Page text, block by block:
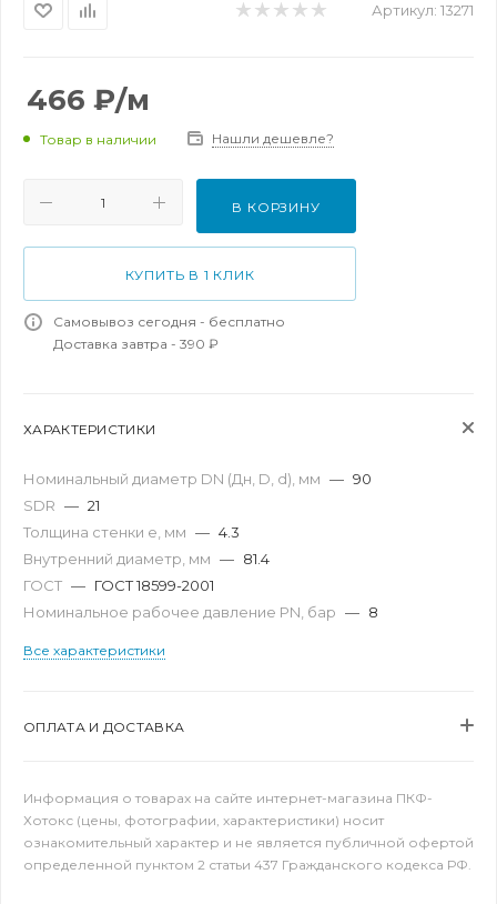
Артикул: 13271
466 ₽/м
Товар в наличии Нашли дешевле?
В КОРЗИНУ
КУПИТЬ В 1 КЛИК
Самовывоз сегодня - бесплатно
Доставка завтра - 390 ₽
ХАРАКТЕРИСТИКИ
Номинальный диаметр DN (Дн, D, d), мм — 90
SDR — 21
Толщина стенки e, мм — 4.3
Внутренний диаметр, мм — 81.4
ГОСТ — ГОСТ 18599-2001
Номинальное рабочее давление PN, бар — 8
Все характеристики
ОПЛАТА И ДОСТАВКА
Информация о товарах на сайте интернет-магазина ПКФ-
Хотокс (цены, фотографии, характеристики) носит
ознакомительный характер и не является публичной офертой
определенной пунктом 2 статьи 437 Гражданского кодекса РФ.